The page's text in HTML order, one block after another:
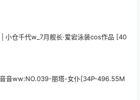
小仓千代w_7月舰长·爱宕泳装cos作品 [40
音ww:NO.039-丽塔-女仆[34P-496.55M